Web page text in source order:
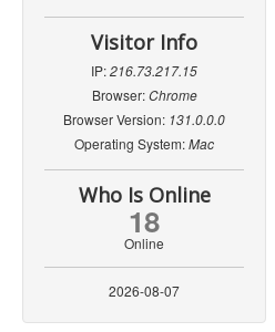
Visitor Info
IP:216.73.217.15
Browser:Chrome
Browser Version: 131.0.0.0
Operating System:Mac
Who Is Online
18
Online
2026-08-07